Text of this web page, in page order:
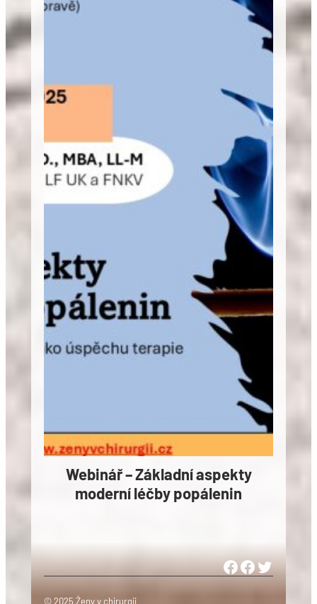
Webinář – Základní aspekty
moderní léčby popálenin
Woman in Medicine Czech Republic
Women in Surgery Europe
Woman in Surgery Czech
© 2025 Ženy v chirurgii